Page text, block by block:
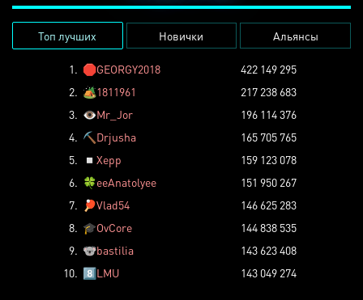
Топ лучших Новички Альянсы
1. 🛑GEORGY2018
422 149 295
2. 🏕️1811961
217 238 683
3. 👁️Mr_Jor
196 114 376
4. ⛏️ Drjusha
165 705 765
5.
◽ Xepp
159 123 078
6. 🍀eeAnatolyee
151 950 267
7.
🏓Vlad54
146 625 283
8. 🎓OvCore
144 838 535
9. 🐨bastilia
143 623 408
10. 8️⃣LMU 143 049 274